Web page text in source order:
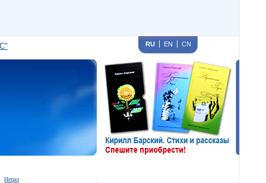
RU EN CN
Непал